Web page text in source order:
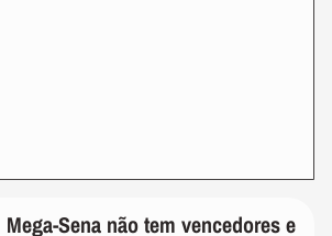
Mega-Sena não tem vencedores e